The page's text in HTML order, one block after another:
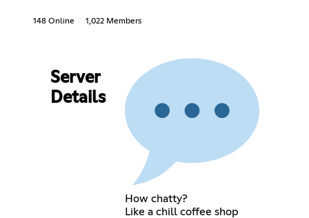
148 Online 1,022 Members
Server
Details
How chatty?
Like a chill coffee shop